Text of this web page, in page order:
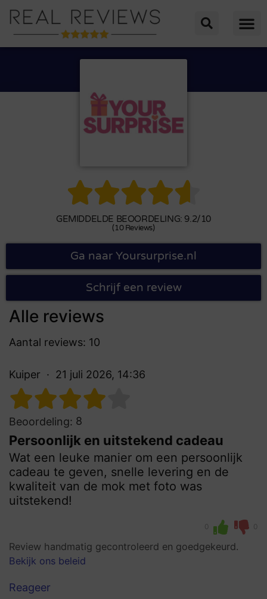

GEMIDDELDE BEOORDELING: 9.2/10
(10 Reviews)
Ga naar Yoursurprise.nl
Schrijf een review
Alle reviews
Aantal reviews: 10
Kuiper 21 juli 2026, 14:36
Beoordeling: 8
Persoonlijk en uitstekend cadeau
Wat een leuke manier om een persoonlijk
cadeau te geven, snelle levering en de
kwaliteit van de mok met foto was
uitstekend!
0 0
Review handmatig gecontroleerd en goedgekeurd.
Bekijk ons beleid
Reageer